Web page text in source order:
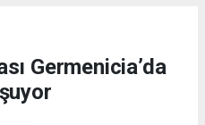
Germenicia’da